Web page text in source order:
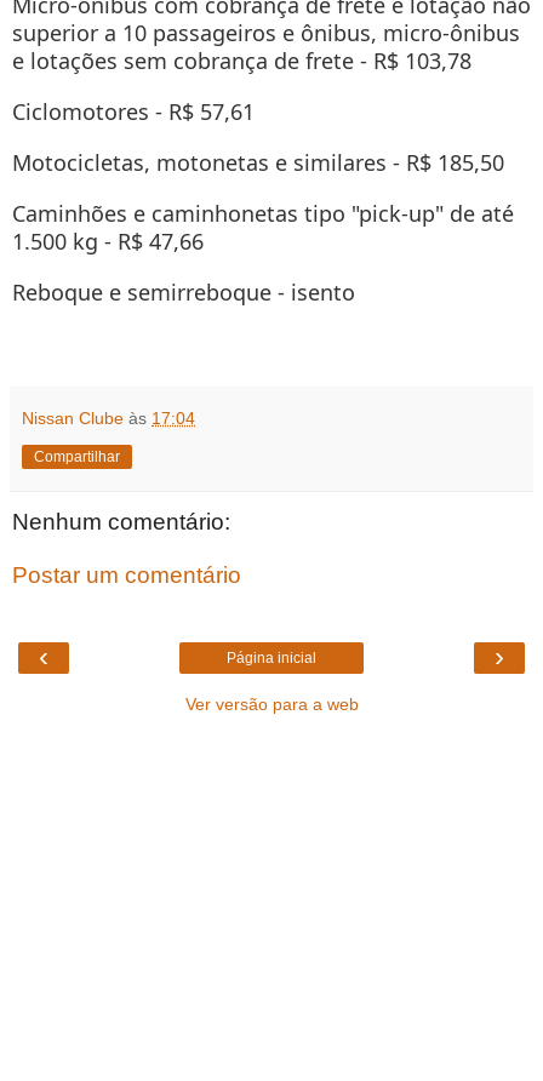
superior a 10 passageiros e ônibus, micro-ônibus
e lotações sem cobrança de frete - R$ 103,78
Ciclomotores​ ​- R$ 57,61
Motocicletas, motonetas e similares - R$ 185,50
Caminhões e caminhonetas tipo "pick-up" de até
1.500 kg - R$ 47,66
Reboque e semirreboque - isento
Nissan Clube às 17:04
Compartilhar
Nenhum comentário:
Postar um comentário
‹ ›
Página inicial
Ver versão para a web